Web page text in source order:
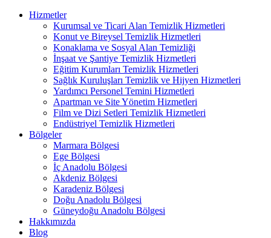
Hizmetler
Kurumsal ve Ticari Alan Temizlik Hizmetleri
Konut ve Bireysel Temizlik Hizmetleri
Konaklama ve Sosyal Alan Temizliği
İnşaat ve Şantiye Temizlik Hizmetleri
Eğitim Kurumları Temizlik Hizmetleri
Sağlık Kuruluşları Temizlik ve Hijyen Hizmetleri
Yardımcı Personel Temini Hizmetleri
Apartman ve Site Yönetim Hizmetleri
Film ve Dizi Setleri Temizlik Hizmetleri
Endüstriyel Temizlik Hizmetleri
Bölgeler
Marmara Bölgesi
Ege Bölgesi
İç Anadolu Bölgesi
Akdeniz Bölgesi
Karadeniz Bölgesi
Doğu Anadolu Bölgesi
Güneydoğu Anadolu Bölgesi
Hakkımızda
Blog